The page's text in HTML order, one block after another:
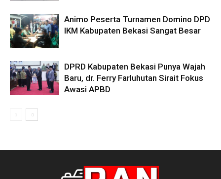
Animo Peserta Turnamen Domino DPD
IKM Kabupaten Bekasi Sangat Besar
DPRD Kabupaten Bekasi Punya Wajah
Baru, dr. Ferry Farluhutan Sirait Fokus
Awasi APBD